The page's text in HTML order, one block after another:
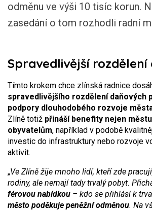
odměnu ve výši 10 tisíc korun.
zasedání o tom rozhodli radní
Spravedlivější rozdělení
Tímto krokem chce zlínská radnice
spravedlivějšího rozdělení daňových
podpory dlouhodobého rozvoje
Zlíně totiž přináší benefity nejen
obyvatelům, například v podobě
investic do infrastruktury nebo rozvoje
aktivit.
„Ve Zlíně žije mnoho lidí, kteří zde
rodiny, ale nemají tady trvalý pobyt.
férovou nabídkou – kdo se přihlásí k
město poděkuje peněžní odměnou. Na